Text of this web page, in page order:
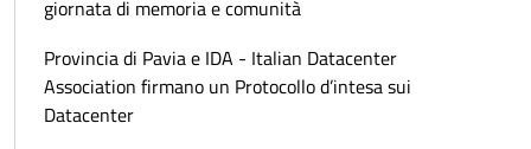
giornata di memoria e comunità
Provincia di Pavia e IDA - Italian Datacenter
Association firmano un Protocollo d’intesa sui
Datacenter